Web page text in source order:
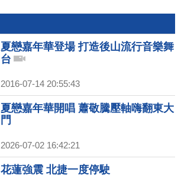
夏戀嘉年華登場 打造後山流行音樂舞
台
2016-07-14 20:55:43
夏戀嘉年華開唱 蕭敬騰壓軸嗨翻東大
門
2026-07-02 16:42:21
花蓮強震 北捷一度停駛